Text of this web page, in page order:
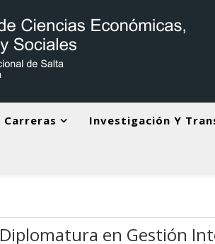
Carreras Investigación Y
Diplomatura en Gestión